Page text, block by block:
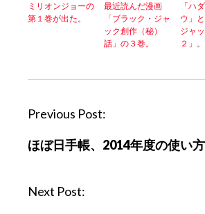
ミリオンジョーの
第１巻が出た。
最近読んだ漫画
「ブラック・ジャ
ック創作（秘）
話」の３巻。
「ハ
ウ」
ジャ
２」。
P
s
n
Previous Post:
ほぼ日手帳、2014年度の使い方
Next Post: